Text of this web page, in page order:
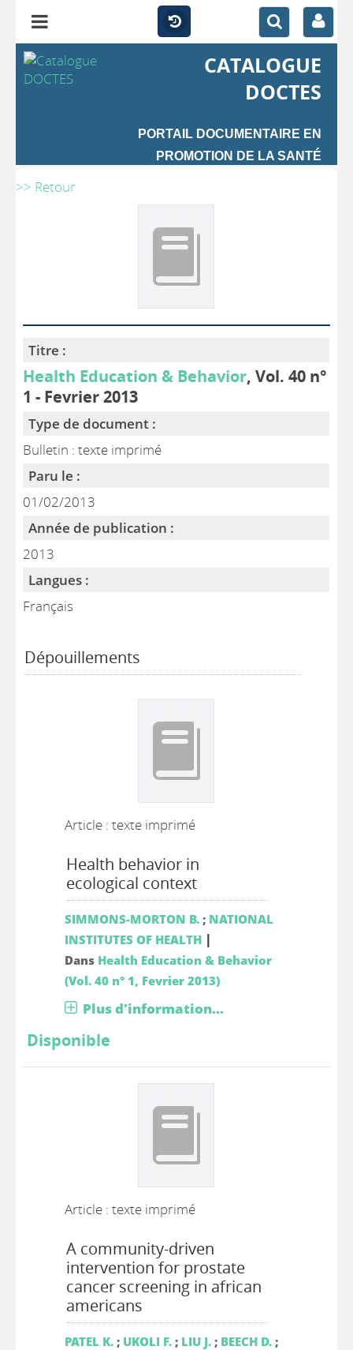
CATALOGUE
DOCTES
PORTAIL DOCUMENTAIRE EN
PROMOTION DE LA SANTÉ
>> Retour
Titre :
Health Education & Behavior, Vol. 40 n°
1 - Fevrier 2013
Type de document :
Bulletin : texte imprimé
Paru le :
01/02/2013
Année de publication :
2013
Langues :
Français
Dépouillements
Article : texte imprimé
Health behavior in
ecological context
SIMMONS-MORTON B.; NATIONAL
INSTITUTES OF HEALTH |
Dans Health Education & Behavior
(Vol. 40 n° 1, Fevrier 2013)
Plus d'information...
Disponible
Article : texte imprimé
A community-driven
intervention for prostate
cancer screening in african
americans
PATEL K.; UKOLI F.; LIU J.; BEECH D.;